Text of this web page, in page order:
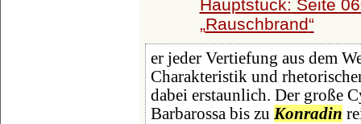
Hauptstück: Seite
Rauschbrand
er jeder Vertiefung aus dem
Charakteristik und
dabei erstaunlich. Der große
Barbarossa bis zu Konradin